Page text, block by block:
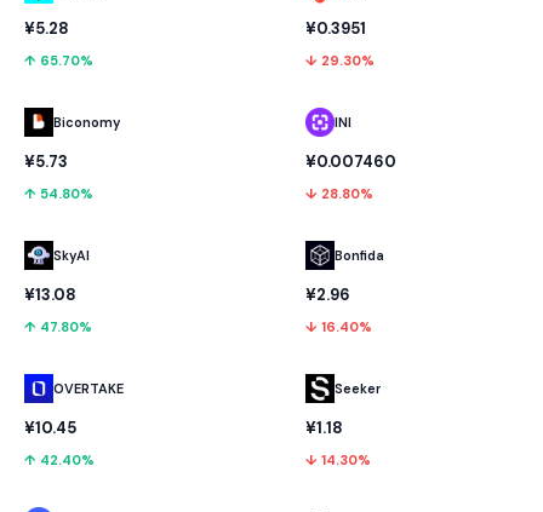
¥5.28
↑ 65.70%
Biconomy
¥5.73
↑ 54.80%
SkyAI
¥13.08
↑ 47.80%
OVERTAKE
¥10.45
↑ 42.40%
¥0.3951
↓ 29.30%
INI
¥0.007460
↓ 28.80%
Bonfida
¥2.96
↓ 16.40%
Seeker
¥1.18
↓ 14.30%